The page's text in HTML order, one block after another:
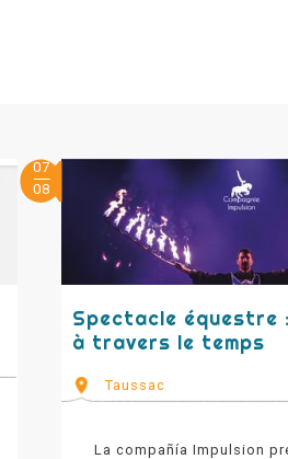
07
08
Spectacle équestre
à travers le temps
Taussac
La compañía Impulsion